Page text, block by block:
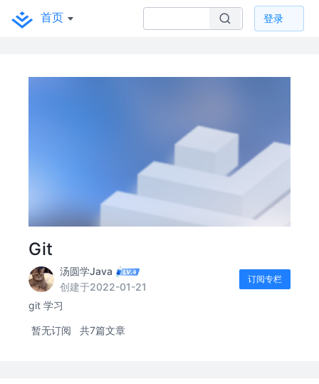
首页 登录
Git
汤圆学Java
创建于2022-01-21
订阅专栏
git 学习
暂无订阅 共7篇文章